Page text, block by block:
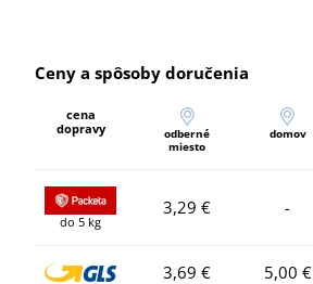
Ceny a spôsoby doručenia
cena
dopravy
odberné
miesto
domov
do 5 kg
3,29 € -
3,69 € 5,00 €